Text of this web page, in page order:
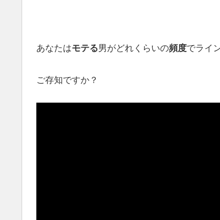
あなたはモテる男がどれくらいの頻度でライ
ご存知ですか？